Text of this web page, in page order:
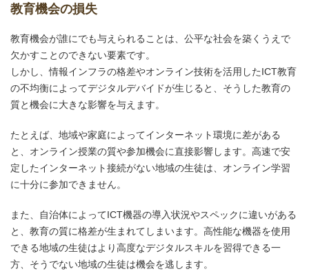
教育機会の損失
教育機会が誰にでも与えられることは、公平な社会を築くうえで
欠かすことのできない要素です。
しかし、情報インフラの格差やオンライン技術を活用したICT教育
の不均衡によってデジタルデバイドが生じると、そうした教育の
質と機会に大きな影響を与えます。
たとえば、地域や家庭によってインターネット環境に差がある
と、オンライン授業の質や参加機会に直接影響します。高速で安
定したインターネット接続がない地域の生徒は、オンライン学習
に十分に参加できません。
また、自治体によってICT機器の導入状況やスペックに違いがある
と、教育の質に格差が生まれてしまいます。高性能な機器を使用
できる地域の生徒はより高度なデジタルスキルを習得できる一
方、そうでない地域の生徒は機会を逃します。